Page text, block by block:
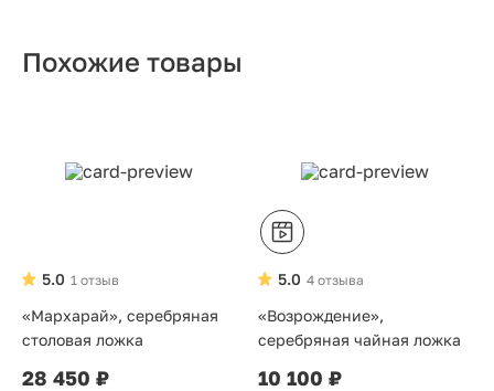
Похожие товары
1 отзыв
5.0
«Мархарай», серебряная
столовая ложка
28 450 ₽
4 отзыва
5.0
«Возрождение»,
серебряная чайная ложка
10 100 ₽